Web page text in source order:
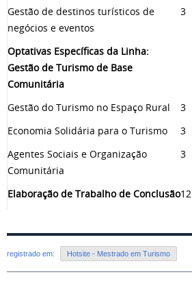
Gestão de destinos turísticos de
negócios e eventos
3
Optativas Específicas da Linha:
Gestão de Turismo de Base
Comunitária
Gestão do Turismo no Espaço Rural
3
Economia Solidária para o Turismo
3
Agentes Sociais e Organização
Comunitária
3
Elaboração de Trabalho de Conclusão12
registrado em: Hotsite - Mestrado em Turismo